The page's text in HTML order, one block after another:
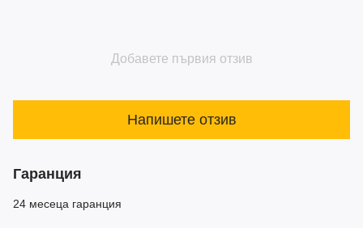
Добавете първия отзив
Напишете отзив
Гаранция
24 месеца гаранция